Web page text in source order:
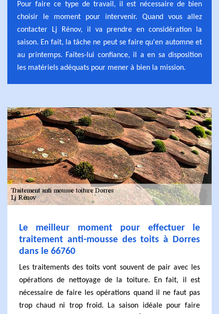
Pour faire ce type de travail, il est nécessaire de bien
choisir le moment pour intervenir. Quand vous allez
contacter Lj Rénov, il va prendre en considération la
saison. En fait, la tâche ne peut se faire qu'en automne et
au printemps. Faites-lui confiance, il a en sa disposition
les matériels adéquats pour mener à bien la mission.
Le meilleur moment pour effectuer le
traitement anti-mousse des toits à Dorres
dans le 66760
Les traitements des toits vont souvent de pair avec les
opérations de nettoyage de la toiture. En fait, il est
nécessaire de faire les opérations quand il ne faut pas
trop chaud ni trop froid. La saison idéale pour faire